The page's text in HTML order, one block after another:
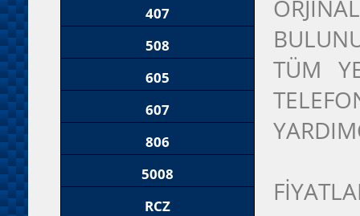
407
508
605
607
806
5008
RCZ
TÜM